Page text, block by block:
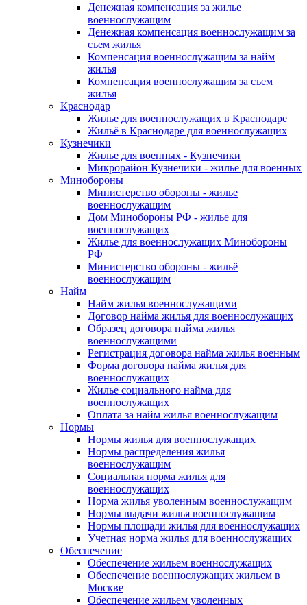
Денежная компенсация за жилье
военнослужащим
Денежная компенсация военнослужащим за
съем жилья
Компенсация военнослужащим за найм
жилья
Компенсация военнослужащим за съем
жилья
Краснодар
Жилье для военнослужащих в Краснодаре
Жильё в Краснодаре для военнослужащих
Кузнечики
Жилье для военных - Кузнечики
Микрорайон Кузнечики - жилье для военных
Минобороны
Министерство обороны - жилье
военнослужащим
Дом Минобороны РФ - жилье для
военнослужащих
Жилье для военнослужащих Минобороны
РФ
Министерство обороны - жильё
военнослужащим
Найм
Найм жилья военнослужащими
Договор найма жилья для военнослужащих
Образец договора найма жилья
военнослужащими
Регистрация договора найма жилья военным
Форма договора найма жилья для
военнослужащих
Жилье социального найма для
военнослужащих
Оплата за найм жилья военнослужащим
Нормы
Нормы жилья для военнослужащих
Нормы распределения жилья
военнослужащим
Социальная норма жилья для
военнослужащих
Норма жилья уволенным военнослужащим
Нормы выдачи жилья военнослужащим
Нормы площади жилья для военнослужащих
Учетная норма жилья для военнослужащих
Обеспечение
Обеспечение жильем военнослужащих
Обеспечение военнослужащих жильем в
Москве
Обеспечение жильем уволенных